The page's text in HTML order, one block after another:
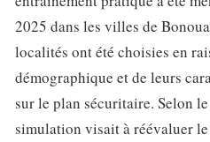
2025 dans les villes de
localités ont été choisies en
démographique et de leurs
sur le plan sécuritaire. Selon
simulation visait à réévaluer